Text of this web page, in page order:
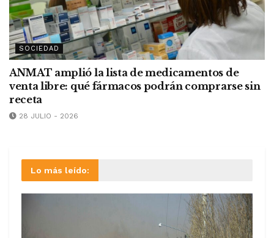
SOCIEDAD
ANMAT amplió la lista de medicamentos de
venta libre: qué fármacos podrán comprarse sin
receta
28 JULIO - 2026
Lo más leído: